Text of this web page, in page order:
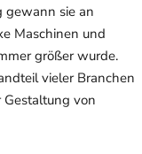
sie an
Maschinen und
größer wurde.
vieler Branchen
Gestaltung von